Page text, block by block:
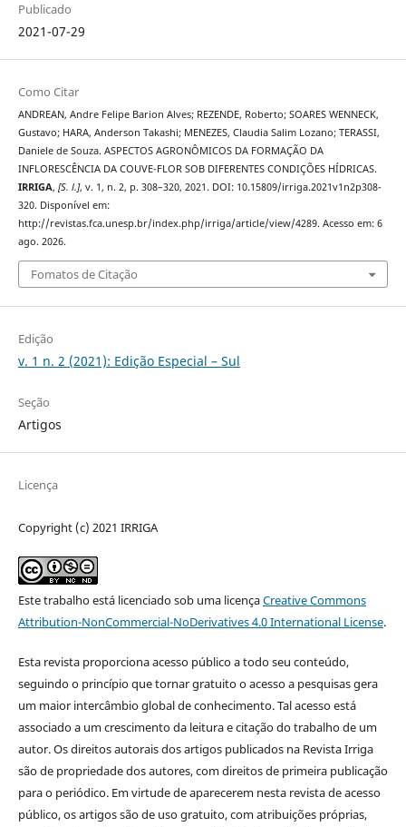
Publicado
2021-07-29
Como Citar
ANDREAN, Andre Felipe Barion Alves; REZENDE, Roberto; SOARES WENNECK,
Gustavo; HARA, Anderson Takashi; MENEZES, Claudia Salim Lozano; TERASSI,
Daniele de Souza. ASPECTOS AGRONÔMICOS DA FORMAÇÃO DA
INFLORESCÊNCIA DA COUVE-FLOR SOB DIFERENTES CONDIÇÕES HÍDRICAS.
IRRIGA, [S. l.], v. 1, n. 2, p. 308–320, 2021. DOI: 10.15809/irriga.2021v1n2p308-
320. Disponível em:
http://revistas.fca.unesp.br/index.php/irriga/article/view/4289. Acesso em: 6
ago. 2026.
Fomatos de Citação
Edição
v. 1 n. 2 (2021): Edição Especial – Sul
Seção
Artigos
Licença
Copyright (c) 2021 IRRIGA
Este trabalho está licenciado sob uma licençaCreative Commons
Attribution-NonCommercial-NoDerivatives 4.0 International License.
Esta revista proporciona acesso público a todo seu conteúdo,
seguindo o princípio que tornar gratuito o acesso a pesquisas gera
um maior intercâmbio global de conhecimento. Tal acesso está
associado a um crescimento da leitura e citação do trabalho de um
autor. Os direitos autorais dos artigos publicados na Revista Irriga
são de propriedade dos autores, com direitos de primeira publicação
para o periódico. Em virtude de aparecerem nesta revista de acesso
público, os artigos são de uso gratuito, com atribuições próprias,